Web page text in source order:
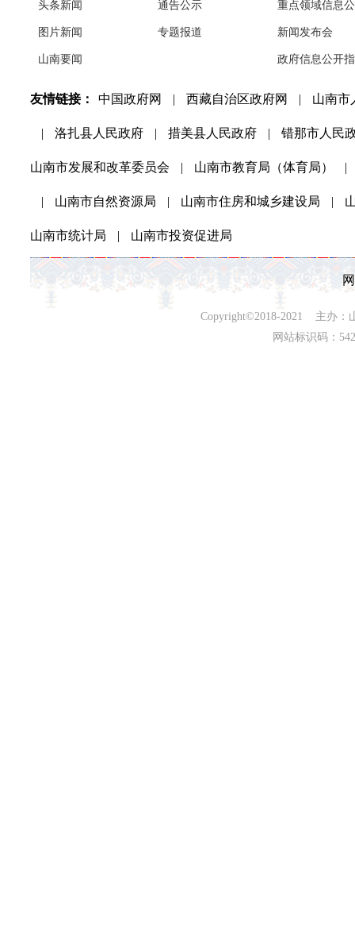
头条新闻
图片新闻
山南要闻
通告公示
专题报道
重点领域信息
新闻发布会
政府信息公开
友情链接： 中国政府网 | 西藏自治区政府网 | 山南市
| 洛扎县人民政府 | 措美县人民政府 | 错那市人民
山南市发展和改革委员会 | 山南市教育局（体育局） |
| 山南市自然资源局 | 山南市住房和城乡建设局 |
山南市统计局 | 山南市投资促进局
Copyright©2018-2021 主办：
网站标识码：